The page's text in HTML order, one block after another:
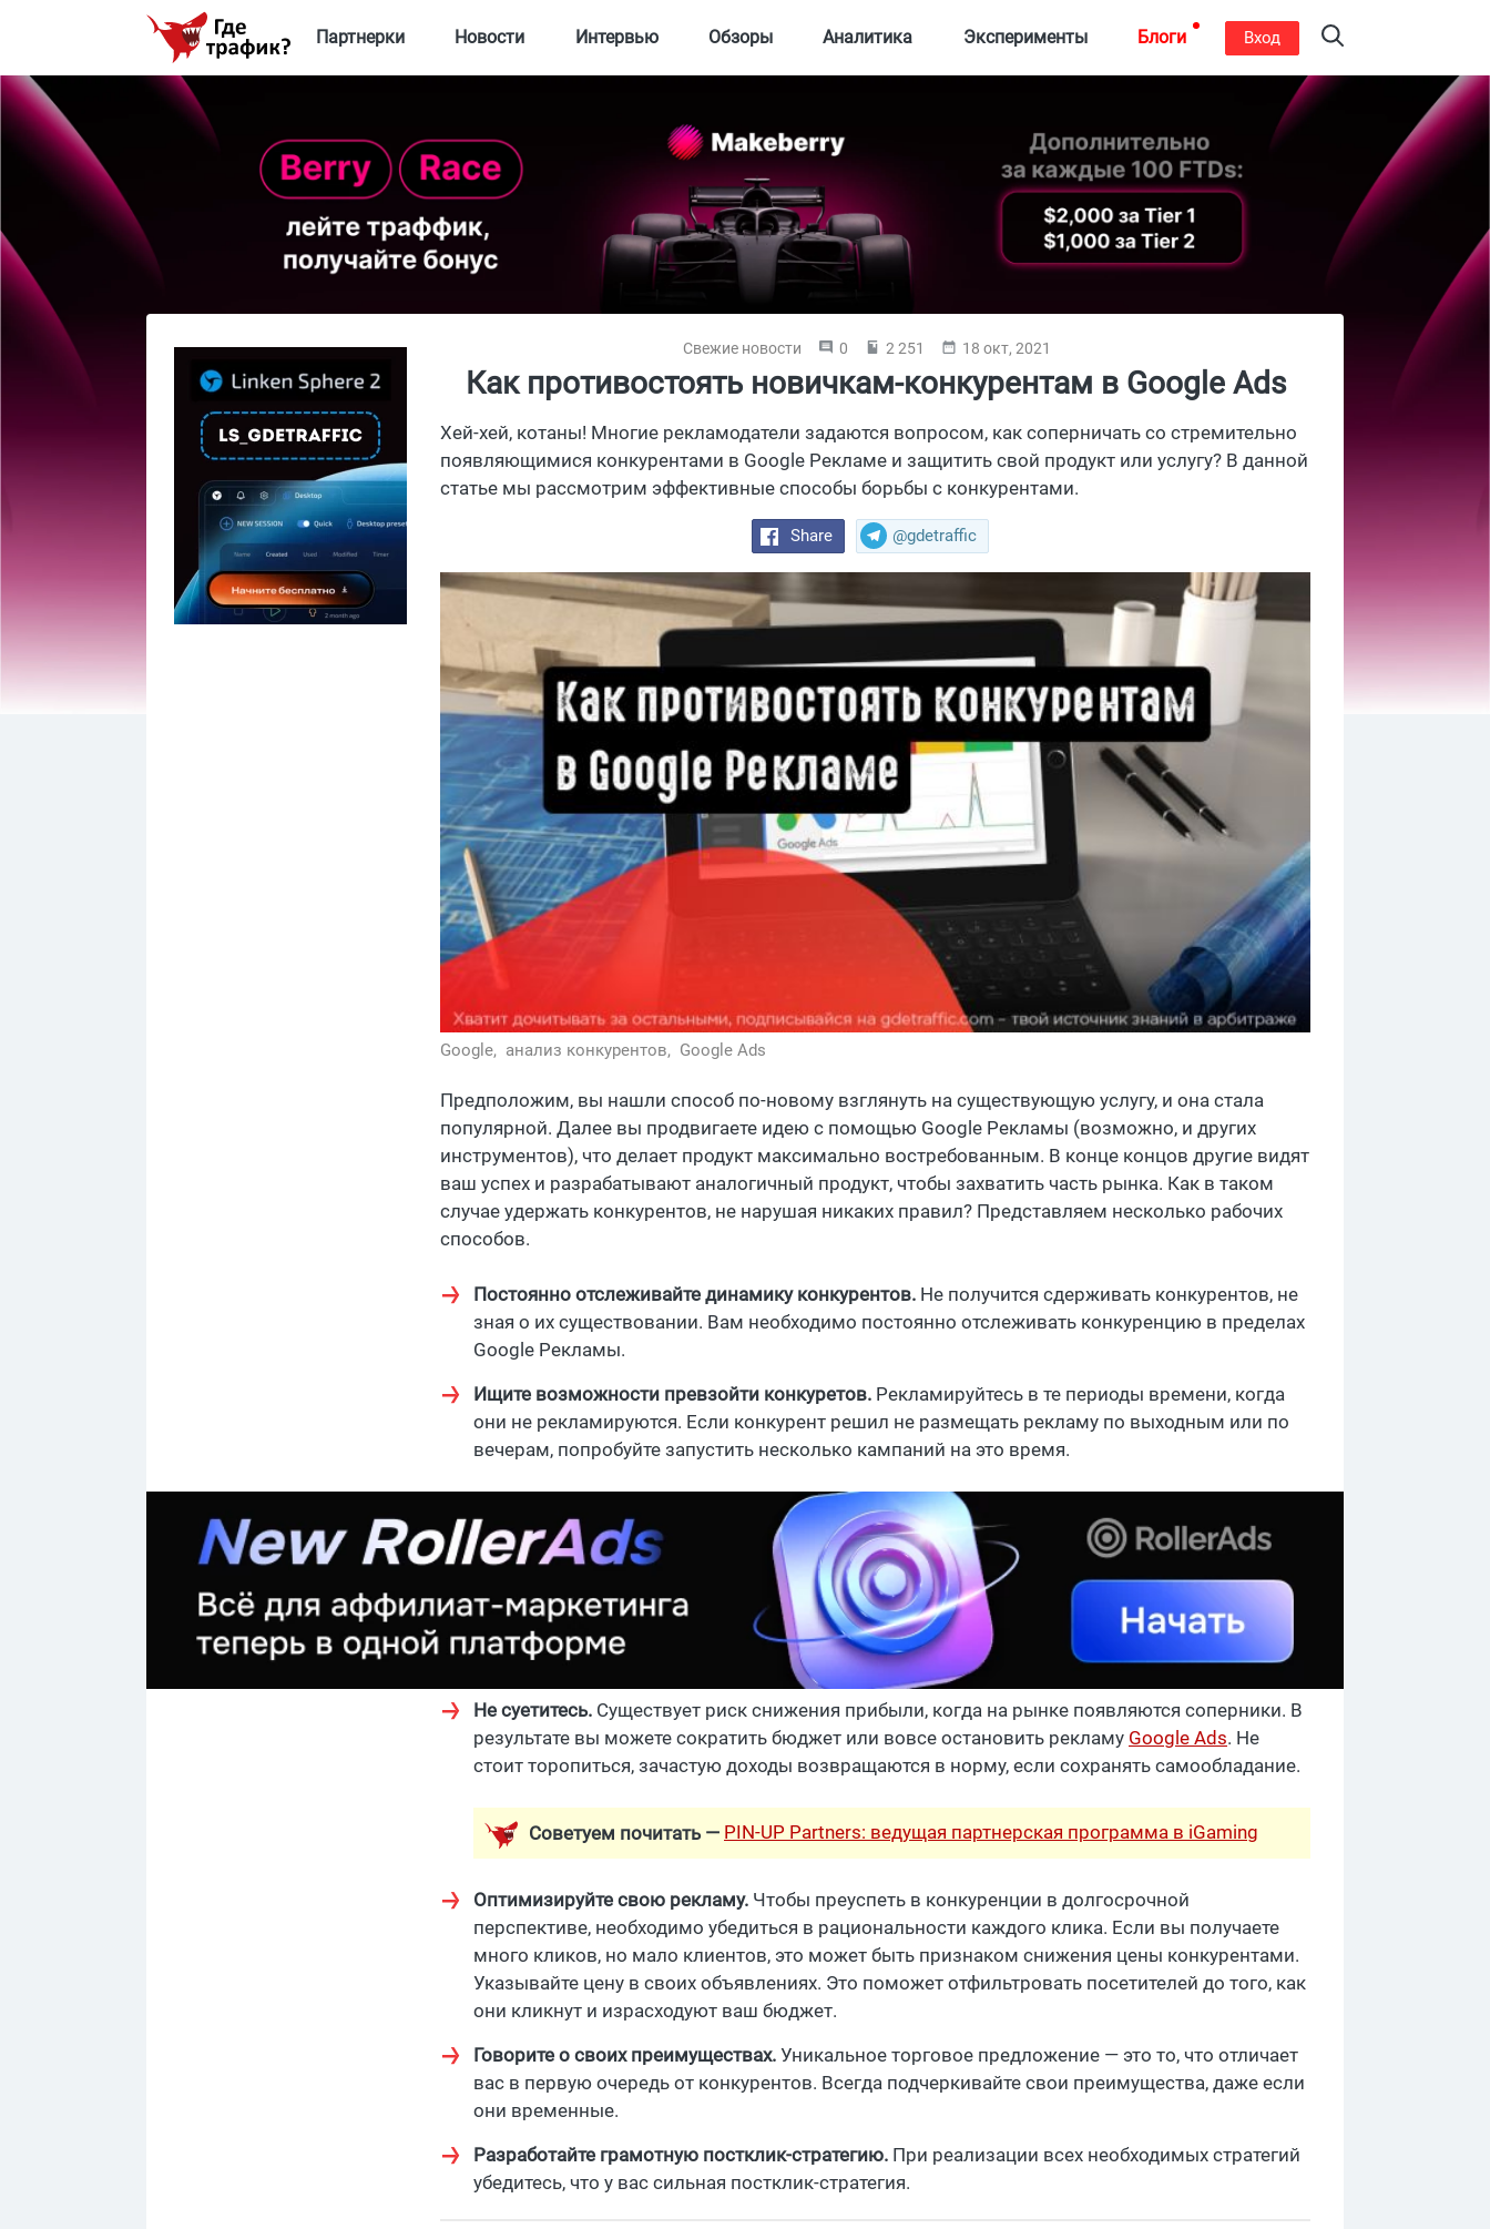
Партнерки Новости Интервью Обзоры Аналитика Эксперименты Блоги Вход
Свежие новости 0 2 251 18 окт, 2021
Как противостоять новичкам-конкурентам в Google Ads
Хей-хей, котаны! Многие рекламодатели задаются вопросом, как соперничать со стремительно
появляющимися конкурентами в Google Рекламе и защитить свой продукт или услугу? В данной
статье мы рассмотрим эффективные способы борьбы с конкурентами.
Share @gdetraffic
Google, анализ конкурентов, Google Ads
Предположим, вы нашли способ по-новому взглянуть на существующую услугу, и она стала
популярной. Далее вы продвигаете идею с помощью Google Рекламы (возможно, и других
инструментов), что делает продукт максимально востребованным. В конце концов другие видят
ваш успех и разрабатывают аналогичный продукт, чтобы захватить часть рынка. Как в таком
случае удержать конкурентов, не нарушая никаких правил? Представляем несколько рабочих
способов.
Постоянно отслеживайте динамику конкурентов. Не получится сдерживать конкурентов, не
зная о их существовании. Вам необходимо постоянно отслеживать конкуренцию в пределах
Google Рекламы.
Ищите возможности превзойти конкуретов. Рекламируйтесь в те периоды времени, когда
они не рекламируются. Если конкурент решил не размещать рекламу по выходным или по
вечерам, попробуйте запустить несколько кампаний на это время.
Не суетитесь. Существует риск снижения прибыли, когда на рынке появляются соперники. В
результате вы можете сократить бюджет или вовсе остановить рекламу Google Ads. Не
стоит торопиться, зачастую доходы возвращаются в норму, если сохранять самообладание.
Советуем почитать — PIN-UP Partners: ведущая партнерская программа в iGaming
Оптимизируйте свою рекламу. Чтобы преуспеть в конкуренции в долгосрочной
перспективе, необходимо убедиться в рациональности каждого клика. Если вы получаете
много кликов, но мало клиентов, это может быть признаком снижения цены конкурентами.
Указывайте цену в своих объявлениях. Это поможет отфильтровать посетителей до того, как
они кликнут и израсходуют ваш бюджет.
Говорите о своих преимуществах. Уникальное торговое предложение — это то, что отличает
вас в первую очередь от конкурентов. Всегда подчеркивайте свои преимущества, даже если
они временные.
Разработайте грамотную постклик-стратегию. При реализации всех необходимых стратегий
убедитесь, что у вас сильная постклик-стратегия.